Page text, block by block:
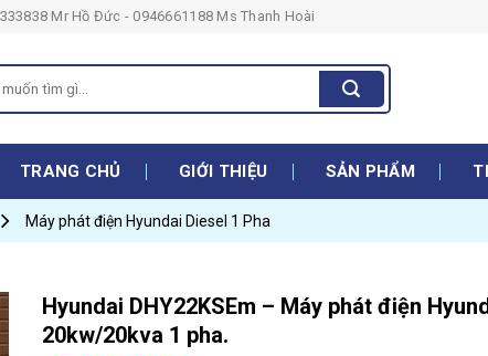
Mr Hồ Đức - 0946661188 Ms Thanh Hoài
TRANG CHỦ GIỚI THIỆU SẢN PHẨM
Máy phát điện Hyundai Diesel 1 Pha
Hyundai DHY22KSEm – Máy phát điện
20kw/20kva 1 pha.